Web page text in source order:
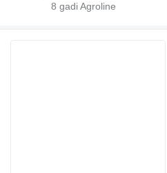
8 gadi Agroline